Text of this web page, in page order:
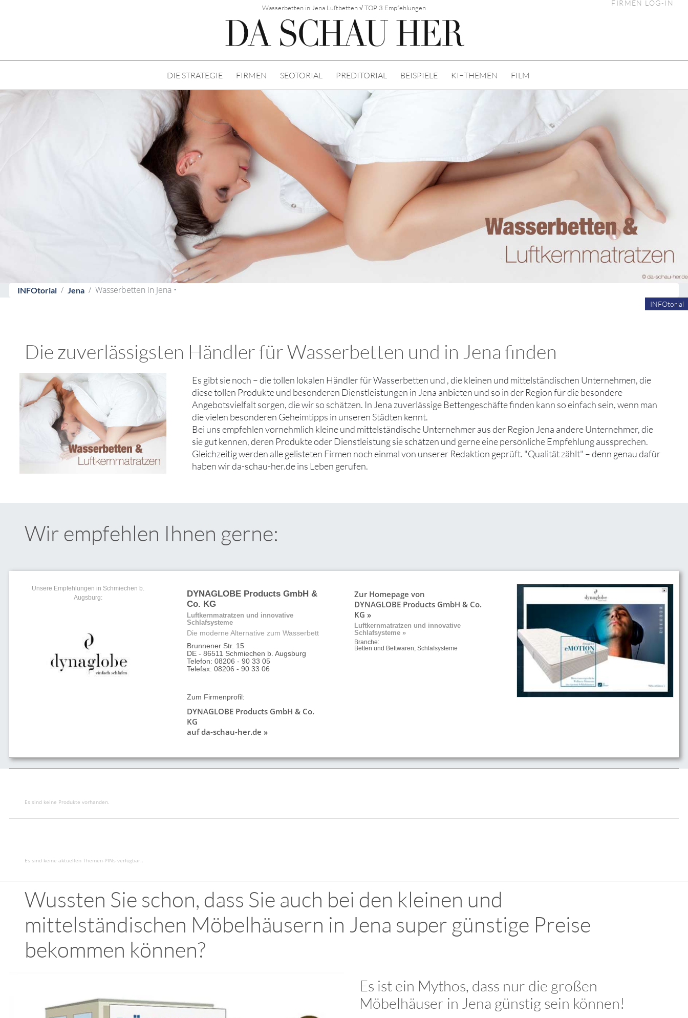
Wasserbetten in Jena Luftbetten √ TOP 3 Empfehlungen
FIRMEN LOG-IN
DIE STRATEGIE FIRMEN SEOTORIAL PREDITORIAL BEISPIELE KI−THEMEN FILM
INFOtorial Jena Wasserbetten in Jena •
INFOtorial
Die zuverlässigsten Händler für Wasserbetten und in Jena finden
Es gibt sie noch – die tollen lokalen Händler für Wasserbetten und , die kleinen und mittelständischen Unternehmen, die
diese tollen Produkte und besonderen Dienstleistungen in Jena anbieten und so in der Region für die besondere
Angebotsvielfalt sorgen, die wir so schätzen. In Jena zuverlässige Bettengeschäfte finden kann so einfach sein, wenn man
die vielen besonderen Geheimtipps in unseren Städten kennt.
Bei uns empfehlen vornehmlich kleine und mittelständische Unternehmer aus der Region Jena andere Unternehmer, die
sie gut kennen, deren Produkte oder Dienstleistung sie schätzen und gerne eine persönliche Empfehlung aussprechen.
Gleichzeitig werden alle gelisteten Firmen noch einmal von unserer Redaktion geprüft. "Qualität zählt" – denn genau dafür
haben wir da-schau-her.de ins Leben gerufen.
Wir empfehlen Ihnen gerne:
Unsere Empfehlungen in Schmiechen b.
Augsburg:
DYNAGLOBE Products GmbH &
Co. KG
Luftkernmatratzen und innovative
Schlafsysteme
Die moderne Alternative zum Wasserbett
Brunnener Str. 15
DE - 86511 Schmiechen b. Augsburg
Telefon: 08206 - 90 33 05
Telefax: 08206 - 90 33 06
Zum Firmenprofil:
DYNAGLOBE Products GmbH & Co.
KG
auf da-schau-her.de »
Zur Homepage von
DYNAGLOBE Products GmbH & Co.
KG »
Luftkernmatratzen und innovative
Schlafsysteme »
Branche:
Betten und Bettwaren, Schlafsysteme
Es sind keine Produkte vorhanden.
Es sind keine aktuellen Themen-PINs verfügbar..
Wussten Sie schon, dass Sie auch bei den kleinen und
mittelständischen Möbelhäusern in Jena super günstige Preise
bekommen können?
Es ist ein Mythos, dass nur die großen
Möbelhäuser in Jena günstig sein können!